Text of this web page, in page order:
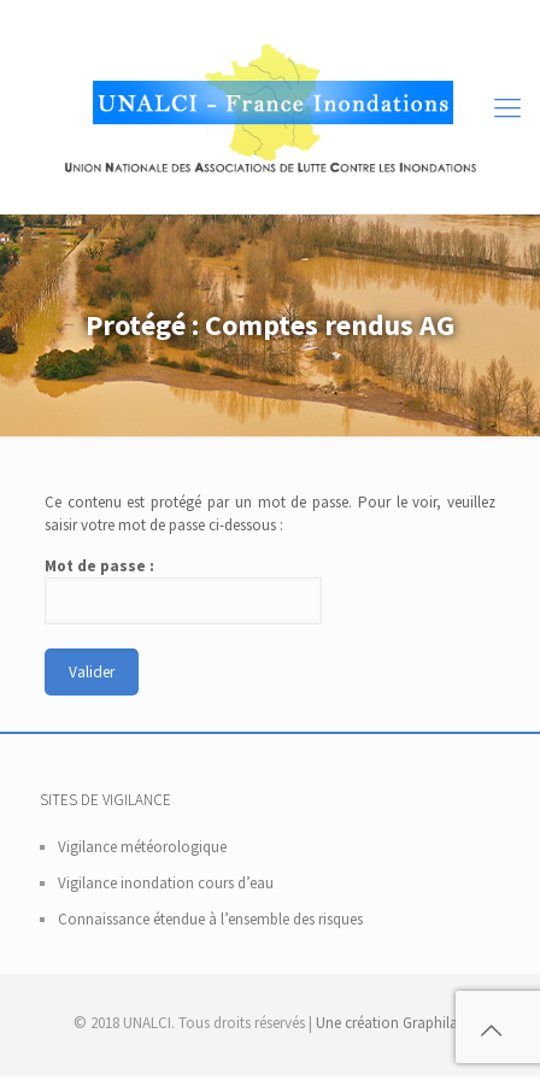
Protégé : Comptes rendus AG
Ce contenu est protégé par un mot de passe. Pour le voir, veuillez
saisir votre mot de passe ci-dessous :
Mot de passe :
SITES DE VIGILANCE
Vigilance météorologique
Vigilance inondation cours d’eau
Connaissance étendue à l’ensemble des risques
© 2018 UNALCI. Tous droits réservés | Une création Graphilab